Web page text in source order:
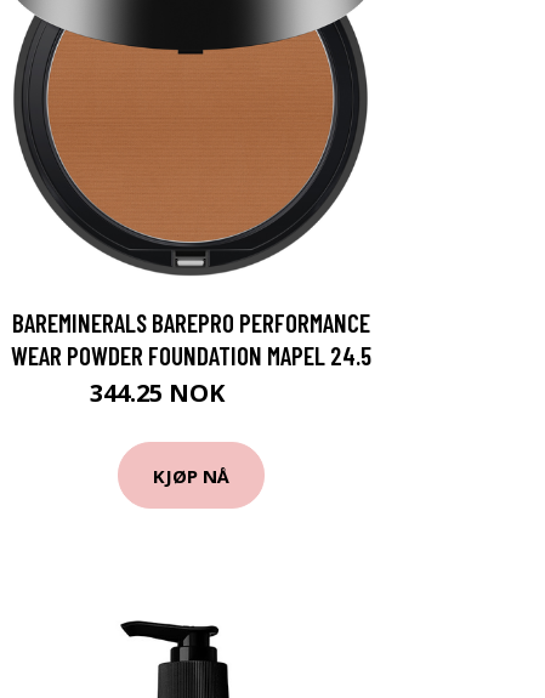
BAREMINERALS BAREPRO PERFORMANCE
WEAR POWDER FOUNDATION MAPEL 24.5
344.25 NOK
KJØP NÅ